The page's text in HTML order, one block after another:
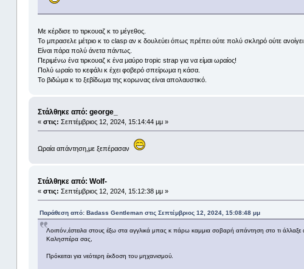
Με κέρδισε το τιρκουαζ κ το μέγεθος.
Το μπρασελε μέτριο κ το clasp αν κ δουλεύει όπως πρέπει ούτε πολύ σκληρό ούτε ανοίγει
Είναι πάρα πολύ άνετα πάντως.
Περιμένω ένα τιρκουαζ κ ένα μαύρο tropic strap για να είμαι ωραίος!
Πολύ ωραίο το κεφάλι κ έχει φοβερό σπείρωμα η κάσα.
Το βιδώμα κ το ξεβίδωμα της κορωνας είναι απολαυστικό.
Στάλθηκε από: george_
« στις: Σεπτέμβριος 12, 2024, 15:14:44 μμ »
Ωραία απάντηση,με ξεπέρασαν
Στάλθηκε από: Wolf-
« στις: Σεπτέμβριος 12, 2024, 15:12:38 μμ »
Παράθεση από: Badass Gentleman στις Σεπτέμβριος 12, 2024, 15:08:48 μμ
Λοιπόν,έστειλα στους έξω στα αγγλικά μπας κ πάρω καμμια σοβαρή απάντηση στο τι
Καλησπέρα σας,
Πρόκειται για νεότερη έκδοση του μηχανισμού.